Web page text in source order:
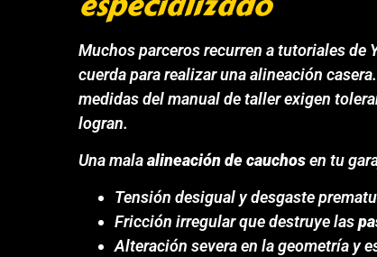
Muchos parceros recurren a tutoriales de
cuerda para realizar una alineación
medidas del manual de taller exigen
logran.
Una malaalineación de cauchosen tu
Tensión desigual y desgaste
Fricción irregular que destruye las
Alteración severa en la geometría y